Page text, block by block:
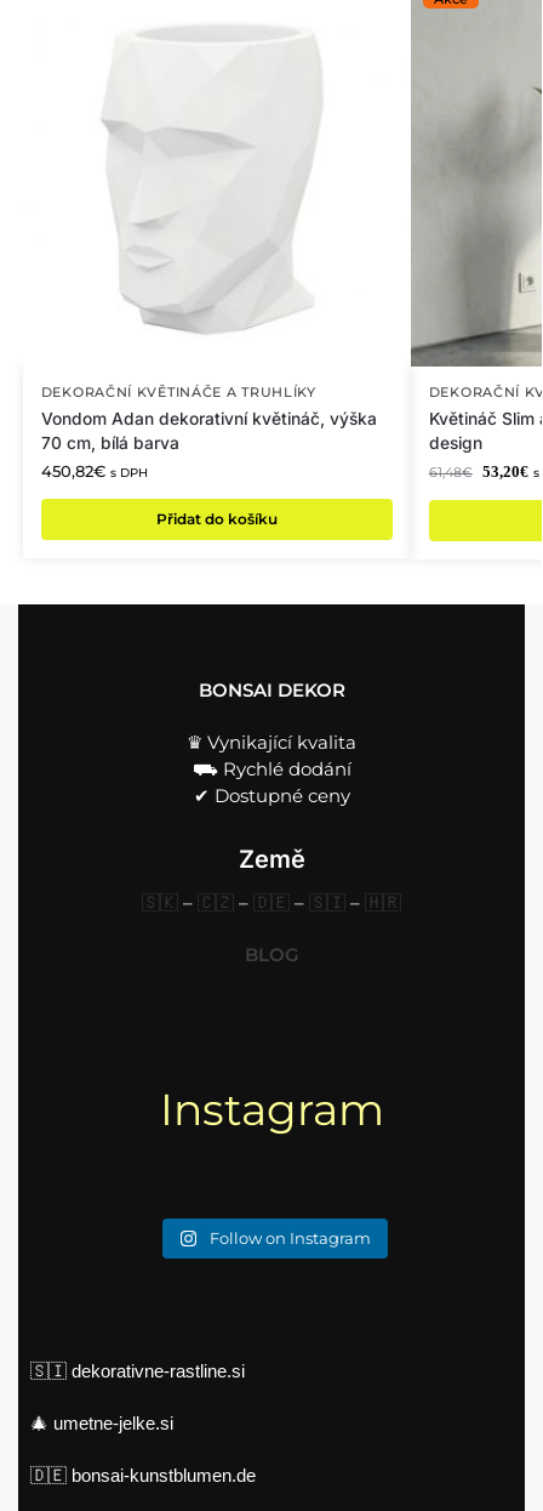
DEKORAČNÍ KVĚTINÁČE A TRUHLÍKY
Vondom Adan dekorativní květináč, výška
70 cm, bílá barva
450,82€ s DPH
Přidat do košíku
DEKORAČNÍ
Květináč
design
61,48€ 53,20€ s
BONSAI DEKOR
♛ Vynikající kvalita
⛟ Rychlé dodání
✔︎ Dostupné ceny
Země
🇸🇰 – 🇨🇿 – 🇩🇪 – 🇸🇮 – 🇭🇷
BLOG
Instagram
Follow on Instagram
🇸🇮 dekorativne-rastline.si
🎄 umetne-jelke.si
🇩🇪 bonsai-kunstblumen.de